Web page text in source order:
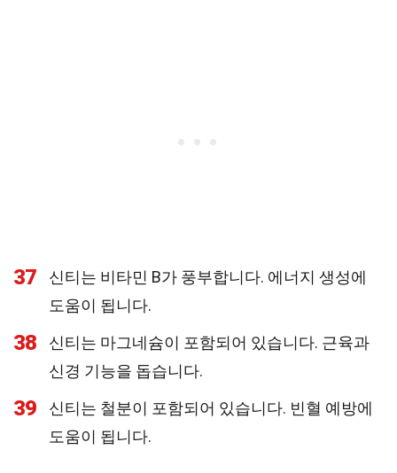
37
신티는 비타민 B가 풍부합니다. 에너지 생성에
도움이 됩니다.
38
신티는 마그네슘이 포함되어 있습니다. 근육과
신경 기능을 돕습니다.
39
신티는 철분이 포함되어 있습니다. 빈혈 예방에
도움이 됩니다.